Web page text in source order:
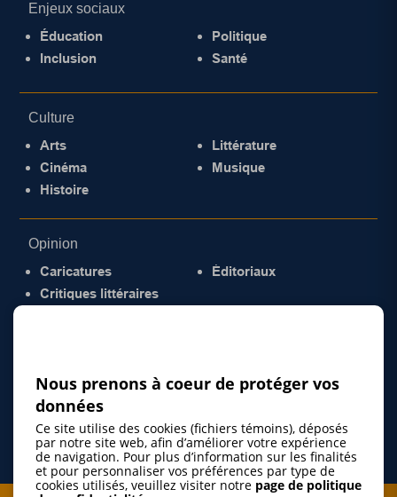
Enjeux sociaux
Éducation
Inclusion
Politique
Santé
Culture
Arts
Cinéma
Histoire
Littérature
Musique
Opinion
Caricatures
Critiques littéraires
Éditoriaux
Nous prenons à coeur de protéger vos
données
Ce site utilise des cookies (fichiers témoins), déposés
par notre site web, afin d’améliorer votre expérience
de navigation. Pour plus d’information sur les finalités
et pour personnaliser vos préférences par type de
cookies utilisés, veuillez visiter notre page de politique